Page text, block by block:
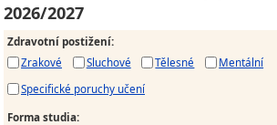
2026/2027
Zdravotní postižení:
Zrakové
Sluchové Tělesné
Mentální
Specifické poruchy učení
Forma studia: